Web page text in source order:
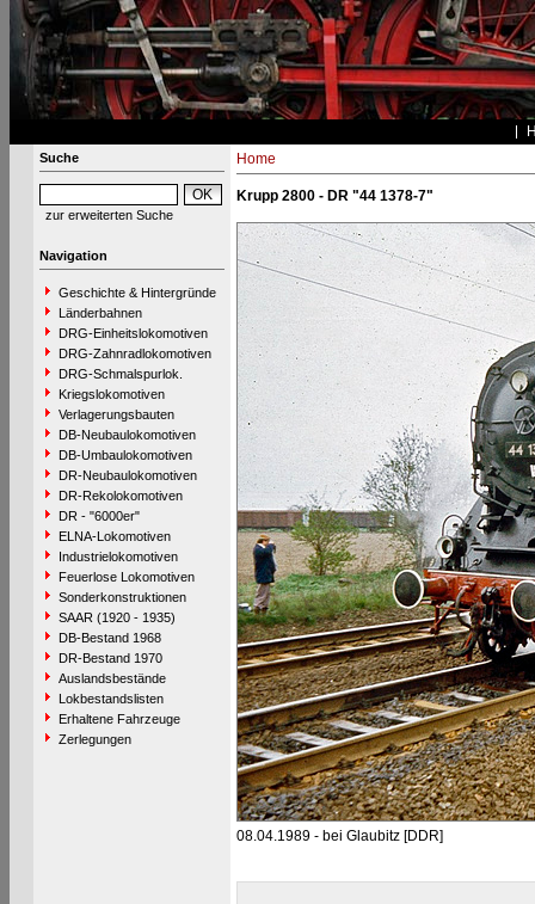
Suche
zur erweiterten Suche
Navigation
Geschichte & Hintergründe
Länderbahnen
DRG-Einheitslokomotiven
DRG-Zahnradlokomotiven
DRG-Schmalspurlok.
Kriegslokomotiven
Verlagerungsbauten
DB-Neubaulokomotiven
DB-Umbaulokomotiven
DR-Neubaulokomotiven
DR-Rekolokomotiven
DR - "6000er"
ELNA-Lokomotiven
Industrielokomotiven
Feuerlose Lokomotiven
Sonderkonstruktionen
SAAR (1920 - 1935)
DB-Bestand 1968
DR-Bestand 1970
Auslandsbestände
Lokbestandslisten
Erhaltene Fahrzeuge
Zerlegungen
Home
Krupp 2800 - DR "44 1378-7"
08.04.1989 - bei Glaubitz [DDR]